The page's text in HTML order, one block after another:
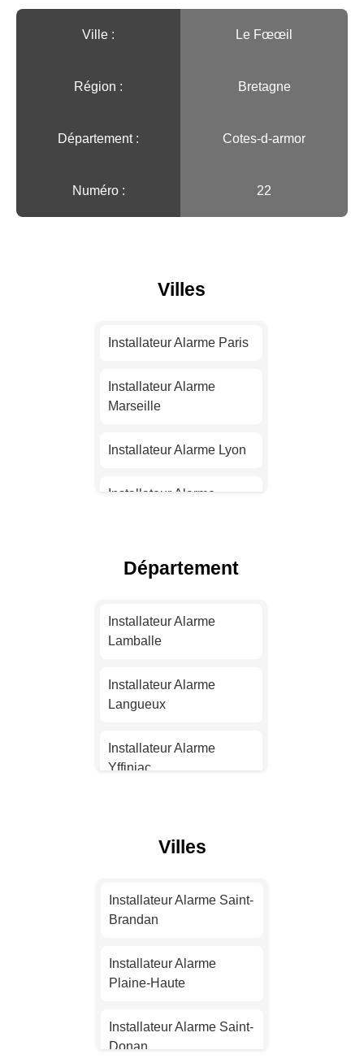
Ville :️ Le Fœœil
Région :️ Bretagne
Département : Cotes-d-armor
Numéro : 22
Villes
Installateur Alarme Paris
Installateur Alarme
Marseille
Installateur Alarme Lyon
Installateur Alarme
Installateur Alarme Nice
Nantes
Strasbourg
Montpellier
Installateur Alarme Lille
Installateur Alarme
Rennes
Installateur Alarme
Reims
Installateur Alarme Le
Havre
Département
Installateur Alarme
Lamballe
Installateur Alarme
Langueux
Installateur Alarme
Yffiniac
Installateur Alarme
Installateur Alarme Plérin
Installateur Alarme
Paimpol
Installateur Alarme
Plouha
Villes
Installateur Alarme Saint-
Brandan
Installateur Alarme
Plaine-Haute
Installateur Alarme Saint-
Donan